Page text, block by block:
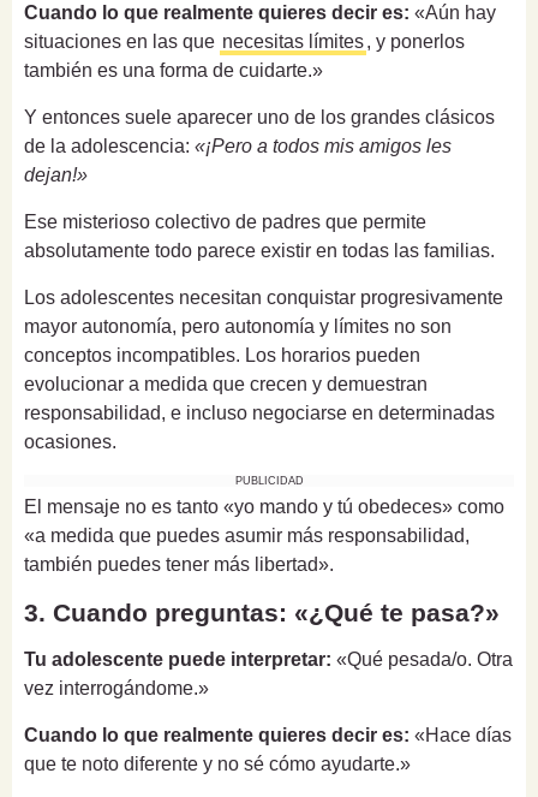
Cuando lo que realmente quieres decir es: «Aún hay
situaciones en las que necesitas límites, y ponerlos
también es una forma de cuidarte.»
Y entonces suele aparecer uno de los grandes clásicos
de la adolescencia: «¡Pero a todos mis amigos les
dejan!»
Ese misterioso colectivo de padres que permite
absolutamente todo parece existir en todas las familias.
Los adolescentes necesitan conquistar progresivamente
mayor autonomía, pero autonomía y límites no son
conceptos incompatibles. Los horarios pueden
evolucionar a medida que crecen y demuestran
responsabilidad, e incluso negociarse en determinadas
ocasiones.
PUBLICIDAD
El mensaje no es tanto «yo mando y tú obedeces» como
«a medida que puedes asumir más responsabilidad,
también puedes tener más libertad».
3. Cuando preguntas: «¿Qué te pasa?»
Tu adolescente puede interpretar: «Qué pesada/o. Otra
vez interrogándome.»
Cuando lo que realmente quieres decir es: «Hace días
que te noto diferente y no sé cómo ayudarte.»